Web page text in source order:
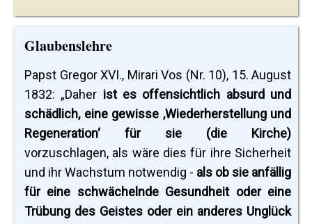
Glaubenslehre
Papst Gregor XVI., Mirari Vos (Nr. 10), 15. August
1832: „Daher ist es offensichtlich absurd und
schädlich, eine gewisse ‚Wiederherstellung und
Regeneration‘ für sie (die Kirche)
vorzuschlagen, als wäre dies für ihre Sicherheit
und ihr Wachstum notwendig - als ob sie anfällig
für eine schwächelnde Gesundheit oder eine
Trübung des Geistes oder ein anderes Unglück